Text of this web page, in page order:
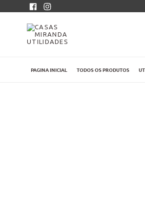
para
Facebook
PAGINA INICIAL TODOS OS PRODUTOS